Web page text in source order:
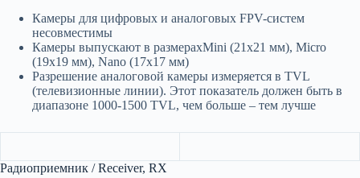
Камеры для цифровых и аналоговых FPV-систем
несовместимы
Камеры выпускают в размерахMini (21х21 мм), Micro
(19х19 мм), Nano (17х17 мм)
Разрешение аналоговой камеры измеряется в TVL
(телевизионные линии). Этот показатель должен быть в
диапазоне 1000-1500 TVL, чем больше – тем лучше
Радиоприемник / Receiver, RX